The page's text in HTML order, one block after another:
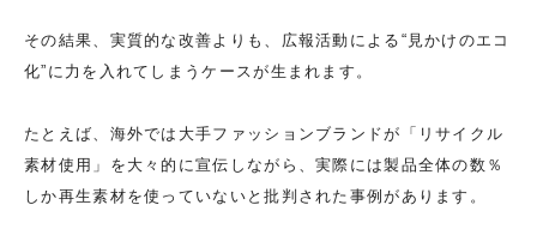
その結果、実質的な改善よりも、広報活動による“見かけのエコ
化”に力を入れてしまうケースが生まれます。
たとえば、海外では大手ファッションブランドが「リサイクル
素材使用」を大々的に宣伝しながら、実際には製品全体の数％
しか再生素材を使っていないと批判された事例があります。